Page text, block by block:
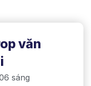
văn
sáng